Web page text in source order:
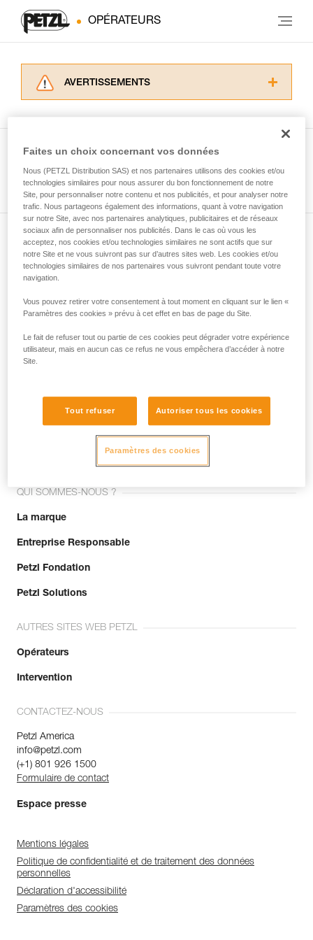
OPÉRATEURS
AVERTISSEMENTS
informations de la notice technique pour
d’informations.
Maîtriser ces techniques nécessite une
formation et un entraînement spécifique. Validez
avec un professionnel votre capacité à refaire
la manipulation, seul, en toute sécurité, avant
de la reproduire en autonomie.
Nous donnons des exemples de techniques
Voir tous les conseils
Abonnez-vous à la newsletter
et restez connecté à notre actualité
Email *
Rejoignez la communauté !
QUI SOMMES-NOUS ?
La marque
Entreprise Responsable
Petzl Fondation
Petzl Solutions
AUTRES SITES WEB PETZL
Opérateurs
Intervention
CONTACTEZ-NOUS
Petzl America
info@petzl.com
(+1) 801 926 1500
Formulaire de contact
Espace presse
Mentions légales
Politique de confidentialité et de traitement des données
personnelles
Déclaration d'accessibilité
Paramètres des cookies
Faites un choix concernant vos données
Nous (PETZL Distribution SAS) et nos partenaires utilisons des cookies et/ou
technologies similaires pour nous assurer du bon fonctionnement de notre
Site, pour personnaliser notre contenu et nos publicités, et pour analyser notre
trafic. Nous partageons également des informations, quant à votre navigation
sur notre Site, avec nos partenaires analytiques, publicitaires et de réseaux
sociaux afin de personnaliser nos publicités. Dans le cas où vous les
acceptez, nos cookies et/ou technologies similaires ne sont actifs que sur
notre Site et ne vous suivront pas sur d’autres sites web. Les cookies et/ou
technologies similaires de nos partenaires vous suivront pendant toute votre
navigation.
Vous pouvez retirer votre consentement à tout moment en cliquant sur le lien «
Paramètres des cookies » prévu à cet effet en bas de page du Site.
Le fait de refuser tout ou partie de ces cookies peut dégrader votre expérience
utilisateur, mais en aucun cas ce refus ne vous empêchera d’accéder à notre
Site.
Tout refuser Autoriser tous les cookies
Paramètres des cookies